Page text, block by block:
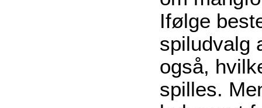
Ifølge
spiludvalg
også,
spilles.